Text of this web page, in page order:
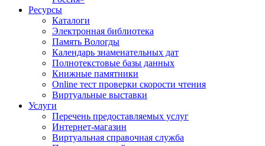
Ресурсы
Каталоги
Электронная библиотека
Память Вологды
Календарь знаменательных дат
Полнотекстовые базы данных
Книжные памятники
Online тест проверки скорости чтения
Виртуальные выставки
Услуги
Перечень предоставляемых услуг
Интернет-магазин
Виртуальная справочная служба